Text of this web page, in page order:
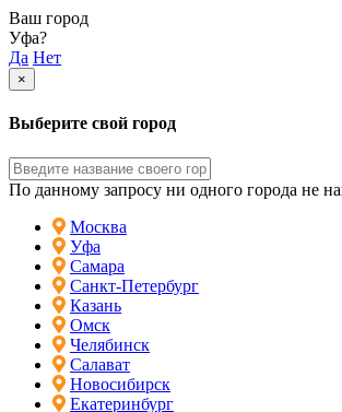
Ваш город
Уфа?
Да Нет
×
Выберите свой город
По данному запросу ни одного города не
Москва
Уфа
Самара
Санкт-Петербург
Казань
Омск
Челябинск
Салават
Новосибирск
Екатеринбург